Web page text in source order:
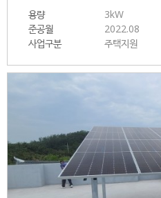
용량
3kW
준공월
2022.08
사업구분
주택지원